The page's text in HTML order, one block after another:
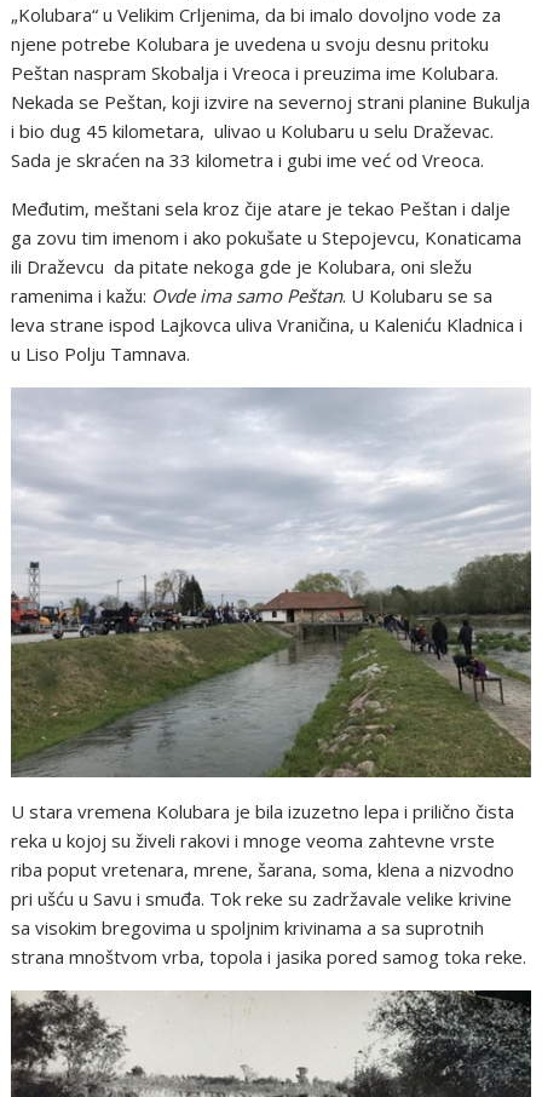
„Kolubara“ u Velikim Crljenima, da bi imalo dovoljno vode za
njene potrebe Kolubara je uvedena u svoju desnu pritoku
Peštan naspram Skobalja i Vreoca i preuzima ime Kolubara.
Nekada se Peštan, koji izvire na severnoj strani planine Bukulja
i bio dug 45 kilometara, ulivao u Kolubaru u selu Draževac.
Sada je skraćen na 33 kilometra i gubi ime već od Vreoca.
Međutim, meštani sela kroz čije atare je tekao Peštan i dalje
ga zovu tim imenom i ako pokušate u Stepojevcu, Konaticama
ili Draževcu da pitate nekoga gde je Kolubara, oni sležu
ramenima i kažu: Ovde ima samo Peštan. U Kolubaru se sa
leva strane ispod Lajkovca uliva Vraničina, u Kaleniću Kladnica i
u Liso Polju Tamnava.
U stara vremena Kolubara je bila izuzetno lepa i prilično čista
reka u kojoj su živeli rakovi i mnoge veoma zahtevne vrste
riba poput vretenara, mrene, šarana, soma, klena a nizvodno
pri ušću u Savu i smuđa. Tok reke su zadržavale velike krivine
sa visokim bregovima u spoljnim krivinama a sa suprotnih
strana mnoštvom vrba, topola i jasika pored samog toka reke.